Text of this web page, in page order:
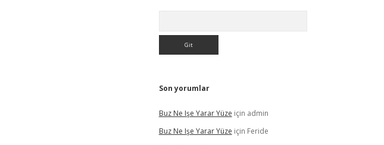
Son yorumlar
Buz Ne Işe Yarar Yüze için admin
Buz Ne Işe Yarar Yüze için Feride